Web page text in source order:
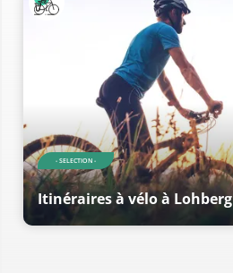
- SELECTION -
Itinéraires à vélo à Lohberg